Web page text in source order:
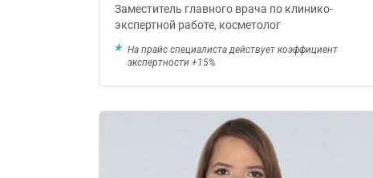
Заместитель главного врача по клинико-
экспертной работе, косметолог
На прайс специалиста действует коэффициент
экспертности +15%